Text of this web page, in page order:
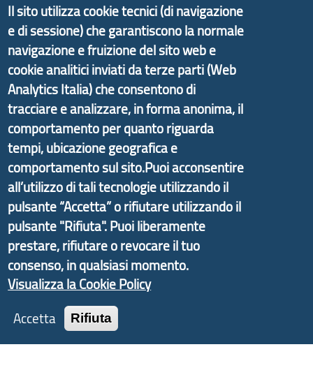
Il portale di marketing territoriale e sviluppo locale
di Genova Città Metropolitana si è sviluppato a
partire dal progetto nazionale Aree Interne
promosso dal Dipartimento per lo Sviluppo
Economico e finalizzato al rilancio socio-economico
delle valli dell’entroterra. In particolare fornisce
informazioni ed aggiornamenti sullaStrategia
d'Area Antola-Tigullio, in collaborazione con Regione
Liguria ed ANCI Liguria.
Copyright © 2017 Città metropolitana di Genova |
CF: 80007350103
Tecnologie e Accessibilità
Il sito utilizza cookie tecnici (di navigazione
e di sessione) che garantiscono la normale
navigazione e fruizione del sito web e
cookie analitici inviati da terze parti (Web
Analytics Italia) che consentono di
tracciare e analizzare, in forma anonima, il
comportamento per quanto riguarda
tempi, ubicazione geografica e
comportamento sul sito.Puoi acconsentire
all’utilizzo di tali tecnologie utilizzando il
pulsante “Accetta” o rifiutare utilizzando il
pulsante "Rifiuta". Puoi liberamente
prestare, rifiutare o revocare il tuo
consenso, in qualsiasi momento.
Visualizza la Cookie Policy
Accetta
Rifiuta